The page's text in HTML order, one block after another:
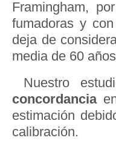
Framingham,
fumadoras y
deja de
media de 60
Nuestro
concordancia
estimación
calibración.